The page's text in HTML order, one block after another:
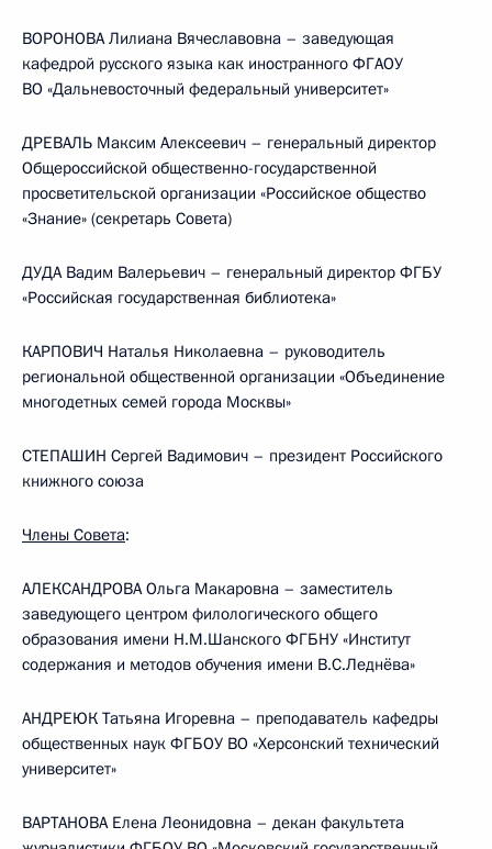
ВОРОНОВА Лилиана Вячеславовна – заведующая
кафедрой русского языка как иностранного ФГАОУ
ВО «Дальневосточный федеральный университет»
ДРЕВАЛЬ Максим Алексеевич – генеральный директор
Общероссийской общественно-государственной
просветительской организации «Российское общество
«Знание» (секретарь Совета)
ДУДА Вадим Валерьевич – генеральный директор ФГБУ
«Российская государственная библиотека»
КАРПОВИЧ Наталья Николаевна – руководитель
региональной общественной организации «Объединение
многодетных семей города Москвы»
СТЕПАШИН Сергей Вадимович – президент Российского
книжного союза
Члены Совета:
АЛЕКСАНДРОВА Ольга Макаровна – заместитель
заведующего центром филологического общего
образования имени Н.М.Шанского ФГБНУ «Институт
содержания и методов обучения имени В.С.Леднёва»
АНДРЕЮК Татьяна Игоревна – преподаватель кафедры
общественных наук ФГБОУ ВО «Херсонский технический
университет»
ВАРТАНОВА Елена Леонидовна – декан факультета